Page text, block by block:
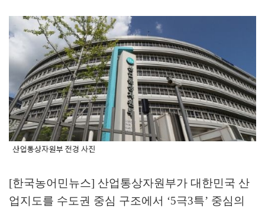
[한국농어민뉴스] 산업통상자원부가 대한민국 산
업지도를 수도권 중심 구조에서 ‘5극3특’ 중심의